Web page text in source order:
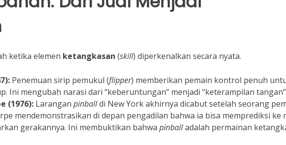
ketika elemen ketangkasan (skill) diperkenalkan secara nyata.
Penemuan sirip pemukul (flipper) memberikan pemain kontrol penuh
Ini mengubah narasi dari “keberuntungan” menjadi “keterampilan
(1976): Larangan pinballdi New York akhirnya dicabut setelah seorang
mendemonstrasikan di depan pengadilan bahwa ia bisa memprediksi ke
gerakannya. Ini membuktikan bahwa pinballadalah permainan